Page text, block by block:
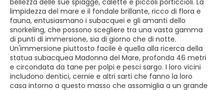
bellezza delle sue spiagge, calette e piccoli porticcioli. La
limpidezza del mare e il fondale brillante, ricco di flora e
fauna, entusiasmano i subacquei e gli amanti dello
snorkeling, che possono scegliere tra una vasta gamma
di punti di immersione, sia di giorno che di notte.
Un'immersione piuttosto facile è quella alla ricerca della
statua subacquea Madonna del Mare, profonda 46 metri
e circondata da tane per polpi e pesci sargo. I loro vicini
includono dentici, cernie e altri sarti che fanno la loro
casa intorno a questo masso che assomiglia a un grande